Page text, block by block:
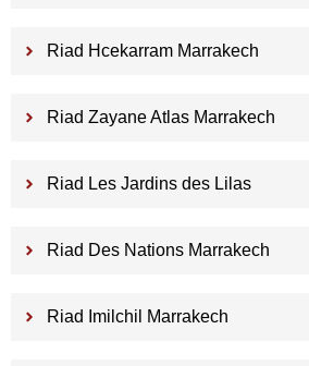
Riad Hcekarram Marrakech
Riad Zayane Atlas Marrakech
Riad Les Jardins des Lilas
Riad Des Nations Marrakech
Riad Imilchil Marrakech